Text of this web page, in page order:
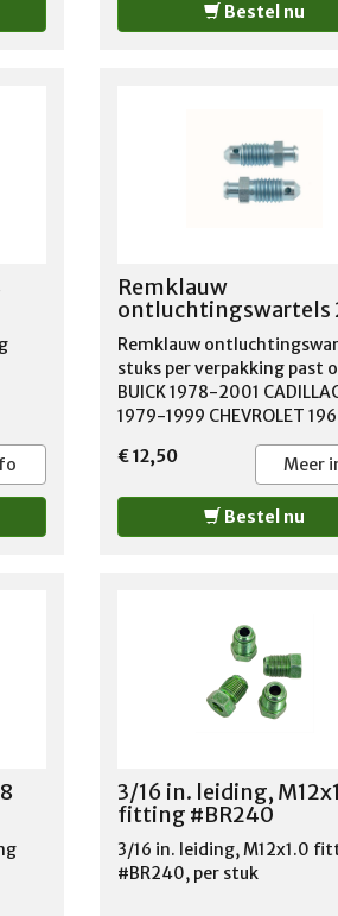
Bestel nu
Remklauw
ontluchtingswartels
Remklauw
stuks per verpakking past
BUICK 1978-2001
1979-1999 CHEVROLET
2001 DODGE 1994-1999
1976-2001 ISUZU 1997-
OLDSMOBILE 1978-2001
PONTIAC 1978-2001
€ 12,50 Meer
Bestel nu
3/16 in. leiding,
fitting #BR240
3/16 in. leiding, M12x1.0
#BR240, per stuk